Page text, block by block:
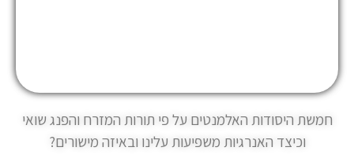
חמשת היסודות האלמנטים על פי תורות המזרח והפנג שואי
וכיצד האנרגיות משפיעות עלינו ובאיזה מישורים?